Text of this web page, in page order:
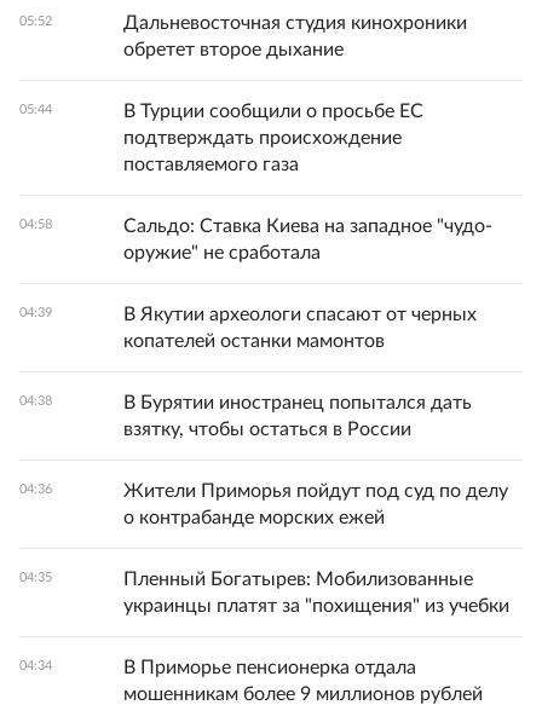
05:52
Дальневосточная студия кинохроники
обретет второе дыхание
05:44
В Турции сообщили о просьбе ЕС
подтверждать происхождение
поставляемого газа
04:58
Сальдо: Ставка Киева на западное "чудо-
оружие" не сработала
04:39
В Якутии археологи спасают от черных
копателей останки мамонтов
04:38
В Бурятии иностранец попытался дать
взятку, чтобы остаться в России
04:36
Жители Приморья пойдут под суд по делу
о контрабанде морских ежей
04:35
Пленный Богатырев: Мобилизованные
украинцы платят за "похищения" из учебки
04:34
В Приморье пенсионерка отдала
мошенникам более 9 миллионов рублей